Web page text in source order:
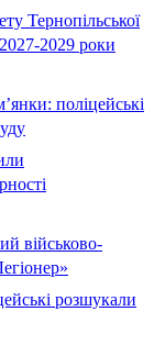
Тернопільської
2029 роки
поліцейські
військово-
розшукали